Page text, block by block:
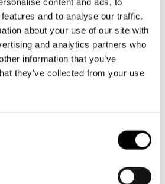
and to analyse our traffic.
about your use of our site with
and analytics partners who
information that you’ve
they’ve collected from your use
11.8